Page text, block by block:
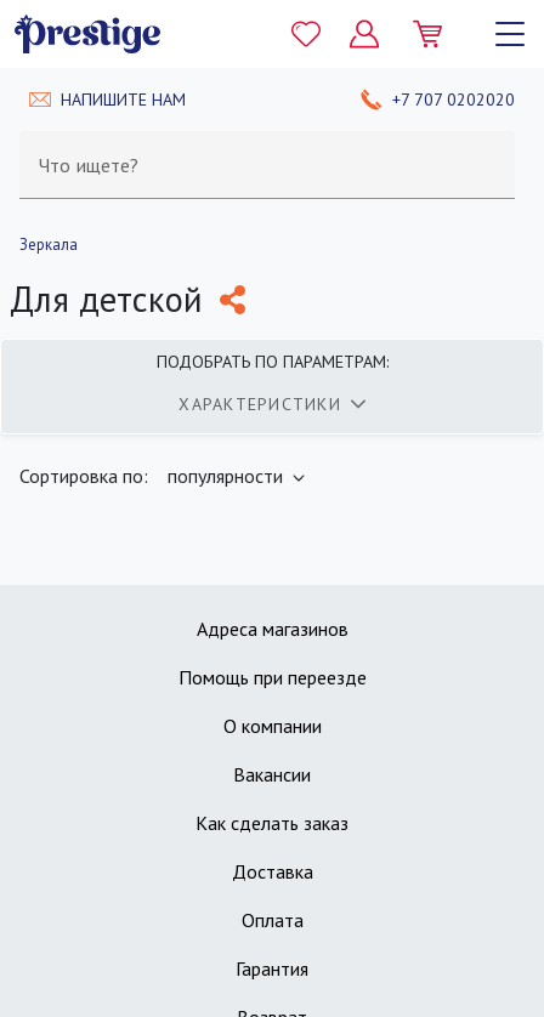
НАПИШИТЕ НАМ +7 707 0202020
Что ищете?
Зеркала
Для детской
ПОДОБРАТЬ ПО ПАРАМЕТРАМ:
ХАРАКТЕРИСТИКИ
Сортировка по: популярности
Адреса магазинов
Помощь при переезде
О компании
Вакансии
Как сделать заказ
Доставка
Оплата
Гарантия